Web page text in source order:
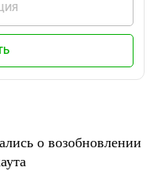
о возобновлении